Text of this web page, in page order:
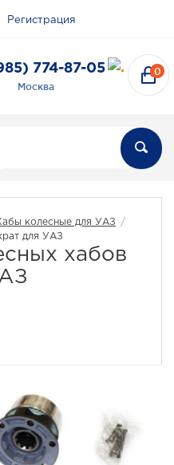
Регистрация
774-87-05
Москва
0
колесные для УАЗ
/
для УАЗ
хабов